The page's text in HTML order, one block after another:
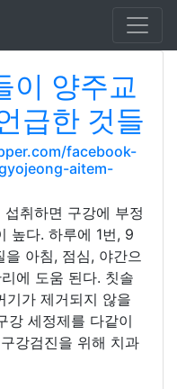
이 양주교
급한 것들
facebook-
aitem-
취하면 구강에 부정
높다. 하루에 1번, 9
아침, 점심, 야간으
에 도움 된다. 칫솔
기가 제거되지 않을
강 세정제를 다같이
강검진을 위해 치과